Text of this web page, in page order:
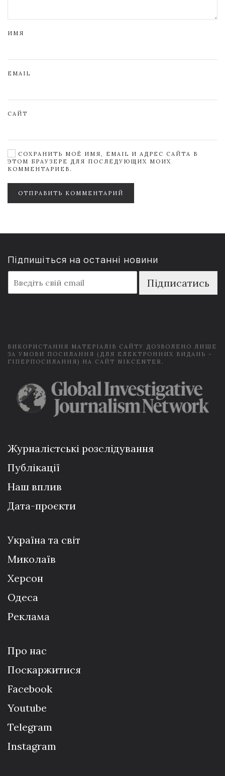
ИМЯ
EMAIL
САЙТ
СОХРАНИТЬ МОЁ ИМЯ, EMAIL И АДРЕС САЙТА В
ЭТОМ БРАУЗЕРЕ ДЛЯ ПОСЛЕДУЮЩИХ МОИХ
КОММЕНТАРИЕВ.
ОТПРАВИТЬ КОММЕНТАРИЙ
Підпишіться на останні новини
m
a
Підписатись
ВИКОРИСТАННЯ МАТЕРІАЛІВ САЙТУ ДОЗВОЛЕНО ЛИШЕ
ЗА УМОВИ ПОСИЛАННЯ (ДЛЯ ЕЛЕКТРОННИХ ВИДАНЬ -
ГІПЕРПОСИЛАННЯ) НА САЙТ NIKCENTER.
Журналістські розслідування
Публікації
Наш вплив
Дата-проєкти
Україна та світ
Миколаїв
Херсон
Одеса
Реклама
Про нас
Поскаржитися
Facebook
Youtube
Telegram
Instagram